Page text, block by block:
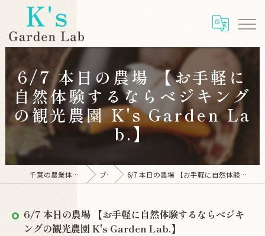
6/7 本日の農場 【お手軽に
自然体験するならベジキング
の観光農園 K's Garden La
b.】
千葉の農業体験ならK's Garden Lab ブログ 6/7 本日の農場 【お手軽に自然体験するならベジキングの観光農園 K's Garden Lab.】
6/7 本日の農場 【お手軽に自然体験するならベジキ
ングの観光農園 K's Garden Lab.】